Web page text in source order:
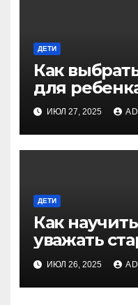
ДЕТИ
Как
для
экспертов
ИЮЛ 27, 2025
ДЕТИ
Как
уважать
дляИЮЛ 26, 2025